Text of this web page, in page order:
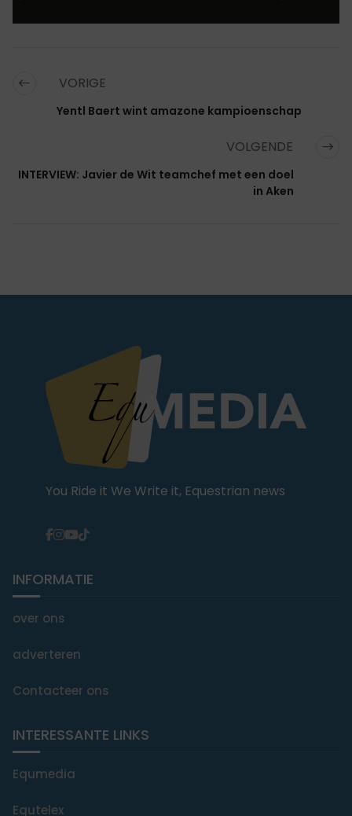
VORIGE
Yentl Baert wint amazone kampioenschap
VOLGENDE
INTERVIEW: Javier de Wit teamchef met een doel
in Aken
You Ride it We Write it, Equestrian news
INFORMATIE
over ons
adverteren
Contacteer ons
INTERESSANTE LINKS
Equmedia
Equtelex